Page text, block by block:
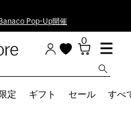
Pop-Up開催
0
定 ギフト セール すべ